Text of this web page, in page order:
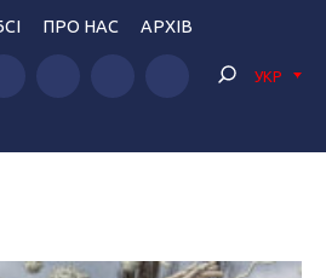
ПРО НАС АРХІВ
УКР